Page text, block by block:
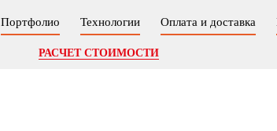
Портфолио Технологии Оплата и доставка
РАСЧЕТ СТОИМОСТИ